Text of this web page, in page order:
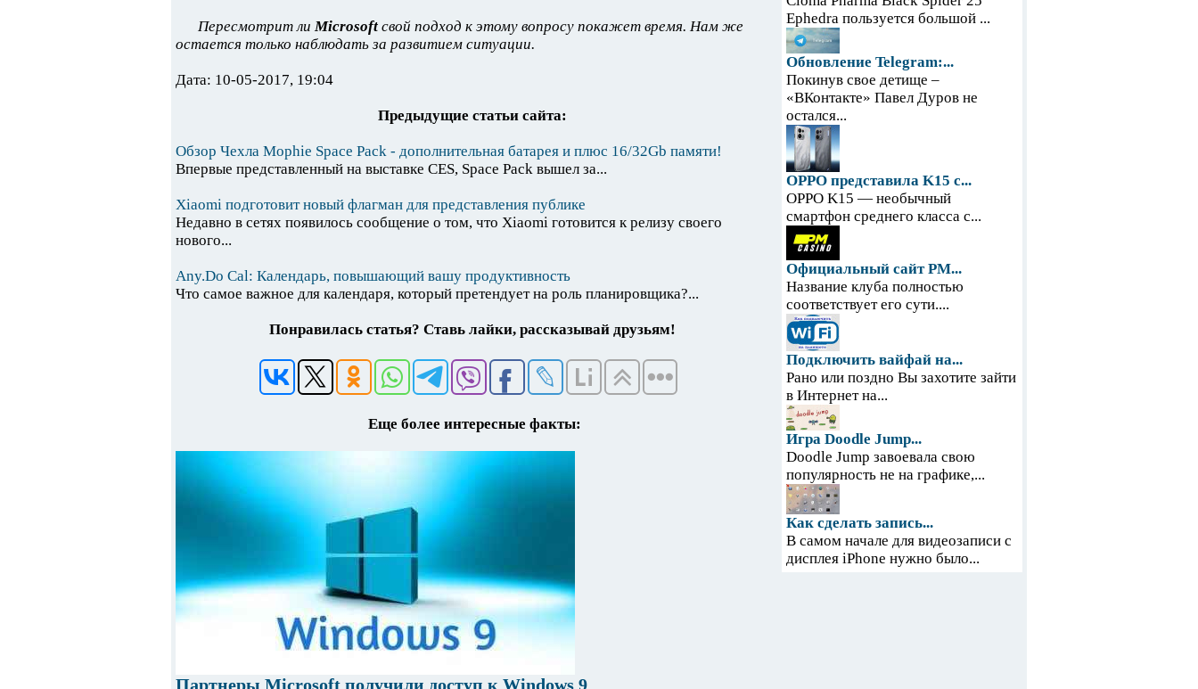
Пересмотрит лиMicrosoft свой подход к этому вопросу покажет время. Нам же
остается только наблюдать за развитием ситуации.
Дата: 10-05-2017, 19:04
Предыдущие статьи сайта:
Обзор Чехла Mophie Space Pack - дополнительная батарея и плюс 16/32Gb памяти!
Впервые представленный на выставке CES, Space Pack вышел за...
Xiaomi подготовит новый флагман для представления публике
Недавно в сетях появилось сообщение о том, что Xiaomi готовится к релизу своего
нового...
Any.Do Cal: Календарь, повышающий вашу продуктивность
Что самое важное для календаря, который претендует на роль планировщика?...
Понравилась статья? Ставь лайки, рассказывай друзьям!
Еще более интересные факты:
Партнеры Microsoft получили доступ к Windows 9
Ephedra пользуется большой ...
Обновление Telegram:...
Покинув свое детище –
«ВКонтакте» Павел Дуров не
остался...
OPPO представила K15 с...
OPPO K15 — необычный
смартфон среднего класса с...
Официальный сайт PM...
Название клуба полностью
соответствует его сути....
Подключить вайфай на...
Рано или поздно Вы захотите зайти
в Интернет на...
Игра Doodle Jump...
Doodle Jump завоевала свою
популярность не на графике,...
Как сделать запись...
В самом начале для видеозаписи с
дисплея iPhone нужно было...